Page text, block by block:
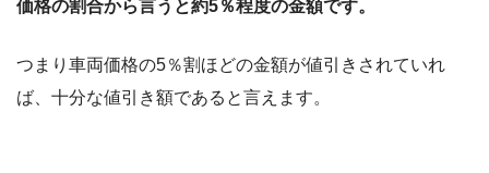
価格の割合から言うと約5％程度の金額です。
つまり車両価格の5％割ほどの金額が値引きされていれ
ば、十分な値引き額であると言えます。